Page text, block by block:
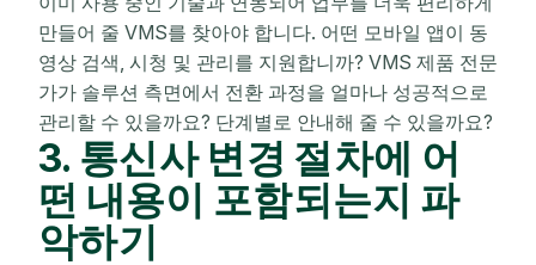
만들어 줄 VMS를 찾아야 합니다. 어떤 모바일 앱이 동
영상 검색, 시청 및 관리를 지원합니까? VMS 제품 전문
가가 솔루션 측면에서 전환 과정을 얼마나 성공적으로
관리할 수 있을까요? 단계별로 안내해 줄 수 있을까요?
3. 통신사 변경 절차에 어
떤 내용이 포함되는지 파
악하기